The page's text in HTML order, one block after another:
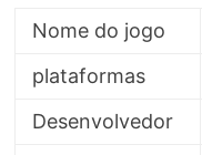
Nome do jogo
plataformas
Desenvolvedor